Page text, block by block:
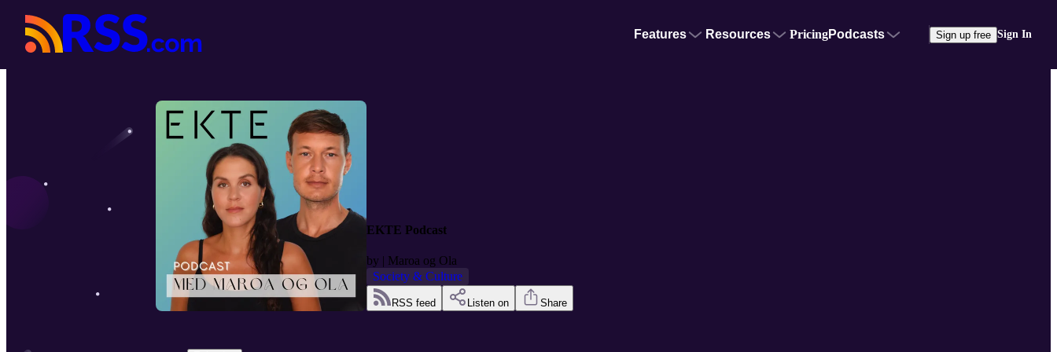
Features Resources PricingPodcasts Sign up free Sign In
EKTE Podcast
by | Maroa og Ola
Society & Culture
RSS feed Listen on Share